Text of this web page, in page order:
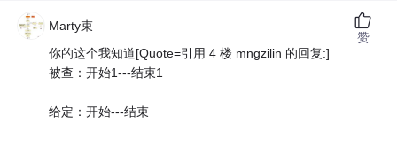
Marty束
你的这个我知道[Quote=引用 4 楼 mngzilin 的回复:]
被查：开始1---结束1
给定：开始---结束
赞